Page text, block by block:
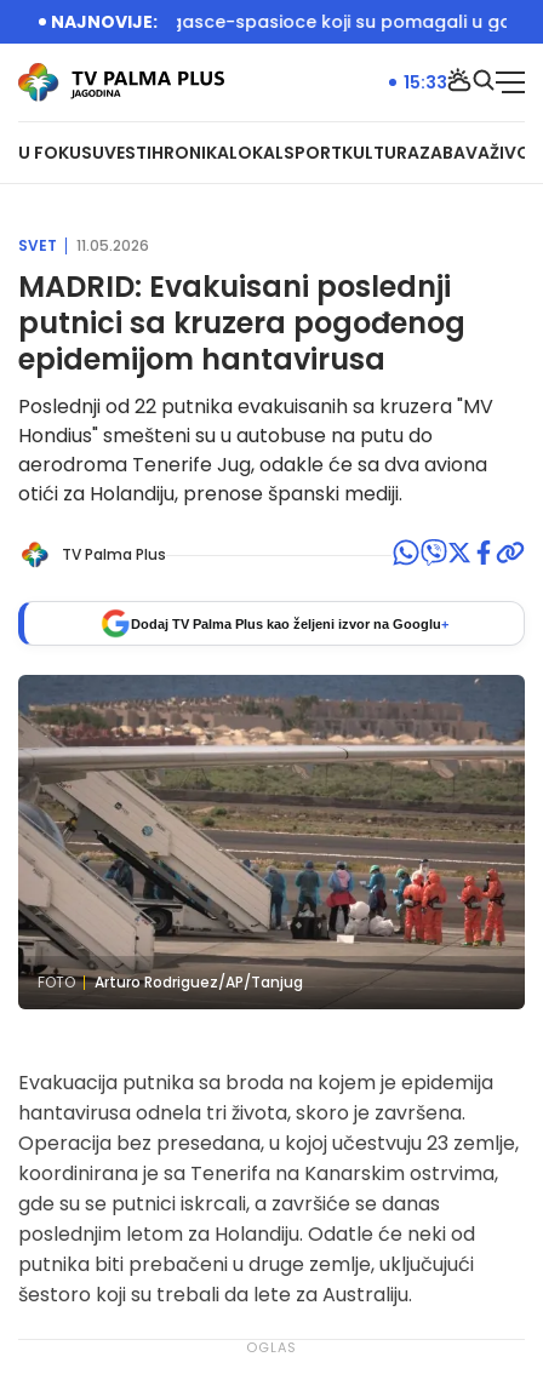
NAJNOVIJE:
dočekali vatrogasce-spasioce koji su pomagali u gašenju
U FOKUSUVESTIHRONIKALOKALSPORTKULTURAZABAVAŽIVOT
15:33
SVET 11.05.2026
MADRID: Evakuisani poslednji
putnici sa kruzera pogođenog
epidemijom hantavirusa
Poslednji od 22 putnika evakuisanih sa kruzera "MV
Hondius" smešteni su u autobuse na putu do
aerodroma Tenerife Jug, odakle će sa dva aviona
otići za Holandiju, prenose španski mediji.
TV Palma Plus
Dodaj TV Palma Plus kao željeni izvor na Googlu+
FOTO Arturo Rodriguez/AP/Tanjug
Evakuacija putnika sa broda na kojem je epidemija
hantavirusa odnela tri života, skoro je završena.
Operacija bez presedana, u kojoj učestvuju 23 zemlje,
koordinirana je sa Tenerifa na Kanarskim ostrvima,
gde su se putnici iskrcali, a završiće se danas
poslednjim letom za Holandiju. Odatle će neki od
putnika biti prebačeni u druge zemlje, uključujući
šestoro koji su trebali da lete za Australiju.